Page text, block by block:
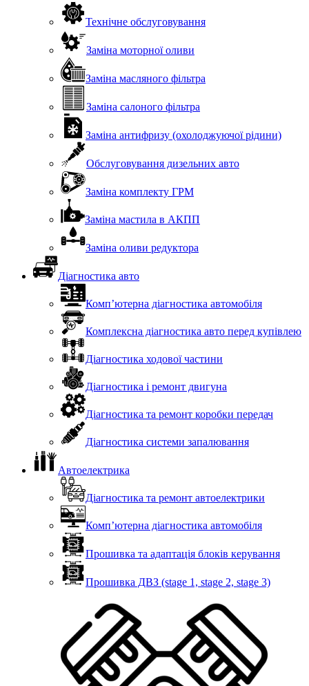
Технічне обслуговування
Заміна моторної оливи
Заміна масляного фільтра
Заміна салоного фільтра
Заміна антифризу (охолоджуючої рідини)
Обслуговування дизельних авто
Заміна комплекту ГРМ
Заміна мастила в АКПП
Заміна оливи редуктора
Діагностика авто
Комп’ютерна діагностика автомобіля
Комплексна діагностика авто перед купівлею
Діагностика ходової частини
Діагностика і ремонт двигуна
Діагностика та ремонт коробки передач
Діагностика системи запалювання
Автоелектрика
Діагностика та ремонт автоелектрики
Комп’ютерна діагностика автомобіля
Прошивка та адаптація блоків керування
Прошивка ДВЗ (stage 1, stage 2, stage 3)